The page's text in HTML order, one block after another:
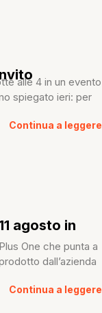
alle 4 in un evento
spiegato ieri: per
Continua a leggere
agosto in
One che punta a
dall’azienda
Continua a leggere